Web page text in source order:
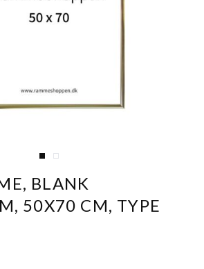
View larger image
View larger image
BLANK
50X70 CM, TYPE